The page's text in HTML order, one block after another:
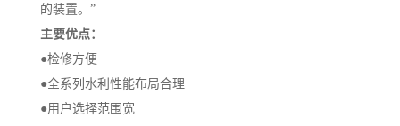
的装置。”
主要优点：
●检修方便
●全系列水利性能布局合理
●用户选择范围宽